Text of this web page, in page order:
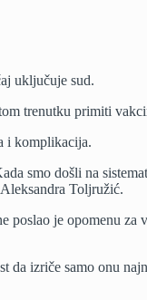
uključuje sud.
trenutku primiti
i komplikacija.
smo došli na
Toljružić.
je opomenu za
da izriče samo onu